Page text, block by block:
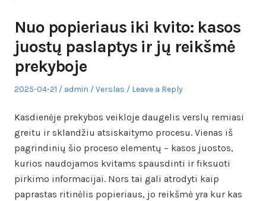
Nuo popieriaus iki kvito: kasos
juostų paslaptys ir jų reikšmė
prekyboje
Posted
2025-04-21 Author
admin
Posted
Verslas Leave a Reply
Kasdienėje prekybos veikloje daugelis verslų remiasi
greitu ir sklandžiu atsiskaitymo procesu. Vienas iš
pagrindinių šio proceso elementų – kasos juostos,
kurios naudojamos kvitams spausdinti ir fiksuoti
pirkimo informacijai. Nors tai gali atrodyti kaip
paprastas ritinėlis popieriaus, jo reikšmė yra kur kas